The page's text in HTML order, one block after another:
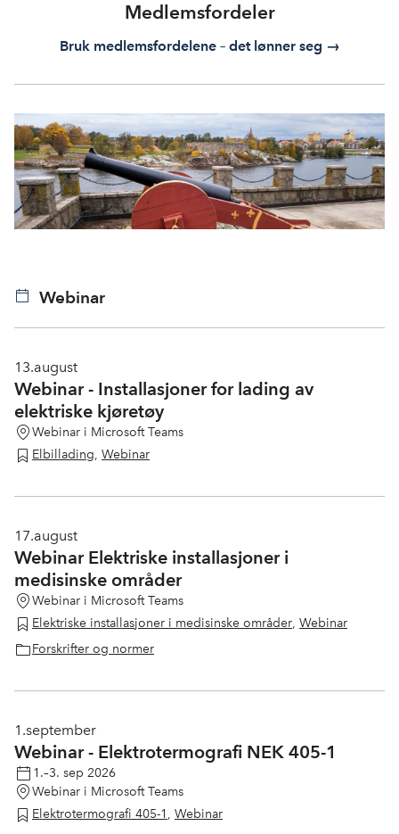
Medlemsfordeler
Bruk medlemsfordelene – det lønner seg →
Webinar
13.august
Webinar - Installasjoner for lading av
elektriske kjøretøy
Webinar i Microsoft Teams
Elbillading, Webinar
17.august
Webinar Elektriske installasjoner i
medisinske områder
Webinar i Microsoft Teams
Elektriske installasjoner i medisinske områder, Webinar
Forskrifter og normer
1.september
Webinar - Elektrotermografi NEK 405-1
1.–3. sep 2026
Webinar i Microsoft Teams
Elektrotermografi 405-1 , Webinar